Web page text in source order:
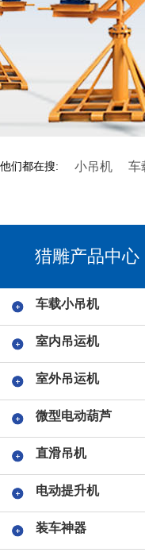
他们都在搜: 小吊机 车
猎雕产品中心
车载小吊机
室内吊运机
室外吊运机
微型电动葫芦
直滑吊机
电动提升机
装车神器